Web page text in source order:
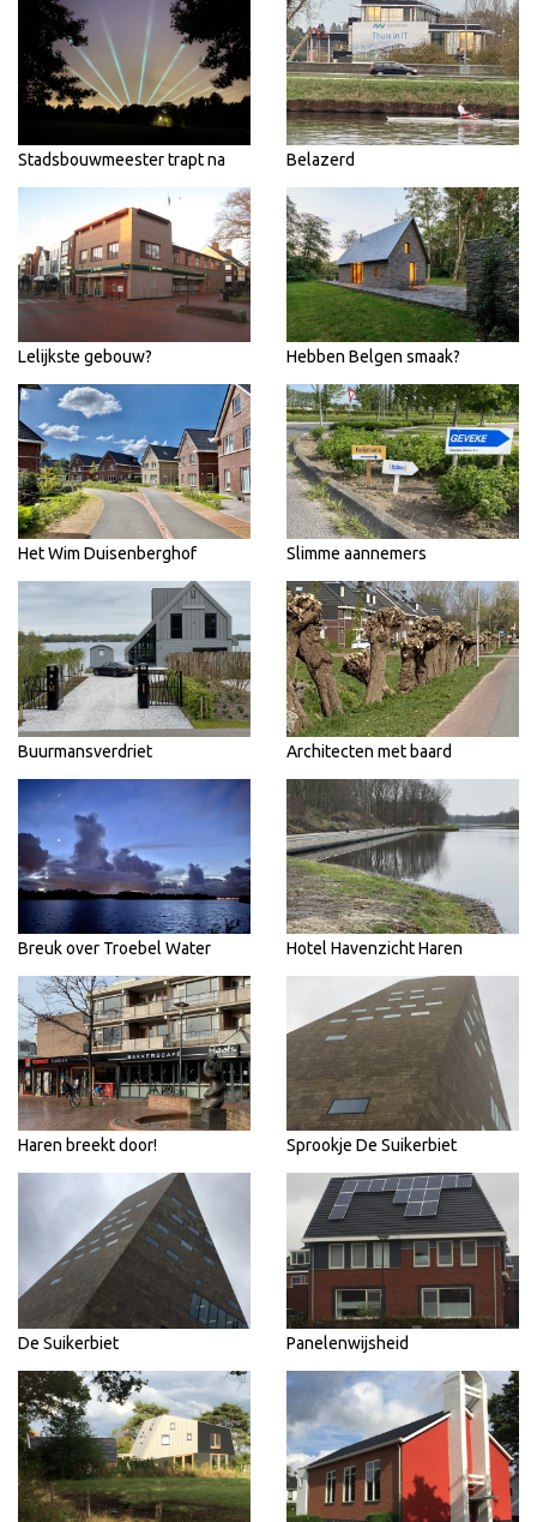
Stadsbouwmeester trapt na Belazerd
Lelijkste gebouw? Hebben Belgen smaak?
Het Wim Duisenberghof Slimme aannemers
Buurmansverdriet Architecten met baard
Breuk over Troebel Water Hotel Havenzicht Haren
Haren breekt door! Sprookje De Suikerbiet
De Suikerbiet Panelenwijsheid